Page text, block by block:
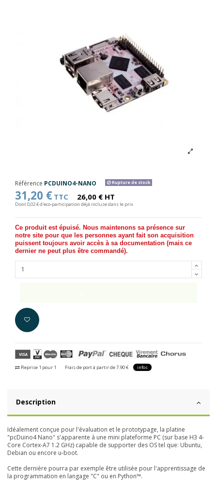
Référence PCDUINO4-NANO Rupture de stock
31,20 € TTC 26,00 € HT
Dont 0,02 € d'eco-participation déjà incluse dans le prix
Ce produit est épuisé. Nous maintenons sa présence sur
notre site pour que les personnes ayant fait son acquisition
puissent toujours avoir accès à sa documentation (mais ce
dernier ne peut plus être commandé).
Reprise 1 pour 1 Frais de port à partir de 7.90 € infos
Description
Idéalement conçue pour l'évaluation et le prototypage, la platine
"pcDuino4 Nano" s'apparente à une mini plateforme PC (sur base H3 4-
Core Cortex-A7 1.2 GHz) capable de supporter des OS tel que: Ubuntu,
Debian ou encore u-boot.
Cette dernière pourra par exemple être utilisée pour l'apprentissage de
la programmation en langage "C" ou en Python™.